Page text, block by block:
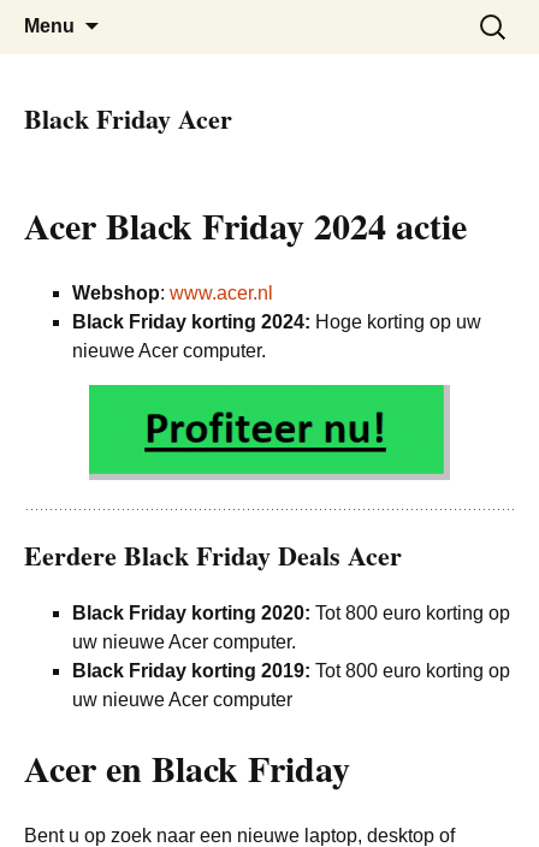
Black Friday Super SALE
De beste kortingen bij elkaar!
Menu
Zoeken
naar:
Black Friday Acer
Acer Black Friday 2024 actie
Webshop: www.acer.nl
Black Friday korting 2024: Hoge korting op uw
nieuwe Acer computer.
Eerdere Black Friday Deals Acer
Black Friday korting 2020: Tot 800 euro korting op
uw nieuwe Acer computer.
Black Friday korting 2019: Tot 800 euro korting op
uw nieuwe Acer computer
Acer en Black Friday
Bent u op zoek naar een nieuwe laptop, desktop of